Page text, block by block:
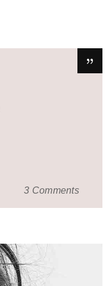
3 Comments